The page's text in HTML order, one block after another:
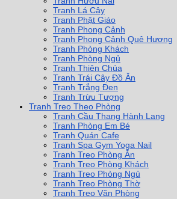
Tranh Lá Cây
Tranh Phật Giáo
Tranh Phong Cảnh
Tranh Phong Cảnh Quê Hương
Tranh Phòng Khách
Tranh Phòng Ngủ
Tranh Thiên Chúa
Tranh Trái Cây Đồ Ăn
Tranh Trắng Đen
Tranh Trừu Tượng
Tranh Treo Theo Phòng
Tranh Cầu Thang Hành Lang
Tranh Phòng Em Bé
Tranh Quán Cafe
Tranh Spa Gym Yoga Nail
Tranh Treo Phòng Ăn
Tranh Treo Phòng Khách
Tranh Treo Phòng Ngủ
Tranh Treo Phòng Thờ
Tranh Treo Văn Phòng